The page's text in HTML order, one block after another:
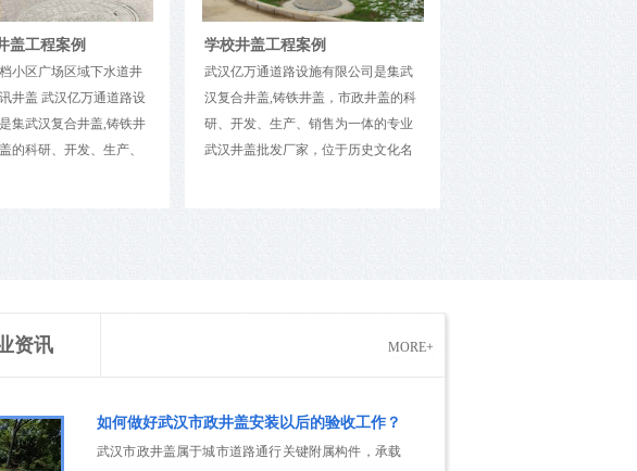
盖工程案例
小区广场区域下水道井
井盖 武汉亿万通道路设
集武汉复合井盖,铸铁井
的科研、开发、生产、
场上的下水道井盖。
学校井盖工程案例
武汉亿万通道路设施有限公司是集武
汉复合井盖,铸铁井盖，市政井盖的科
研、开发、生产、销售为一体的专业
武汉井盖批发厂家，位于历史文化名
资讯 MORE+
如何做好武汉市政井盖安装以后的验收工作？
武汉市政井盖属于城市道路通行关键附属构件，承载